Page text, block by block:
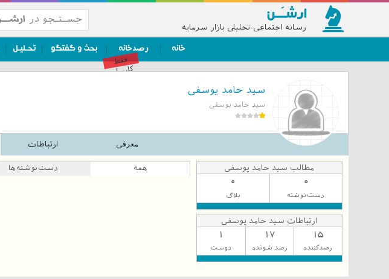
رسانه اجتماعی-تحلیلی بازار سرمایه
خانه رصدخانه
فقط
کاربران
بحث و گفتگو تحـلیـل
سید حامد یوسفی
سید حامد یوسفی
معرفی ارتباطات
مطالب سید حامد یوسفی
0
دست‌نوشته
0
بلاگ
ارتباطات سید حامد یوسفی
15
رصدکننده
17
رصد شونده
1
دوست
همه دست‌نوشته‌ها